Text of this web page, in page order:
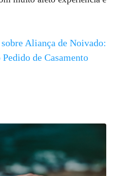
Aliança de Noivado:
de Casamento